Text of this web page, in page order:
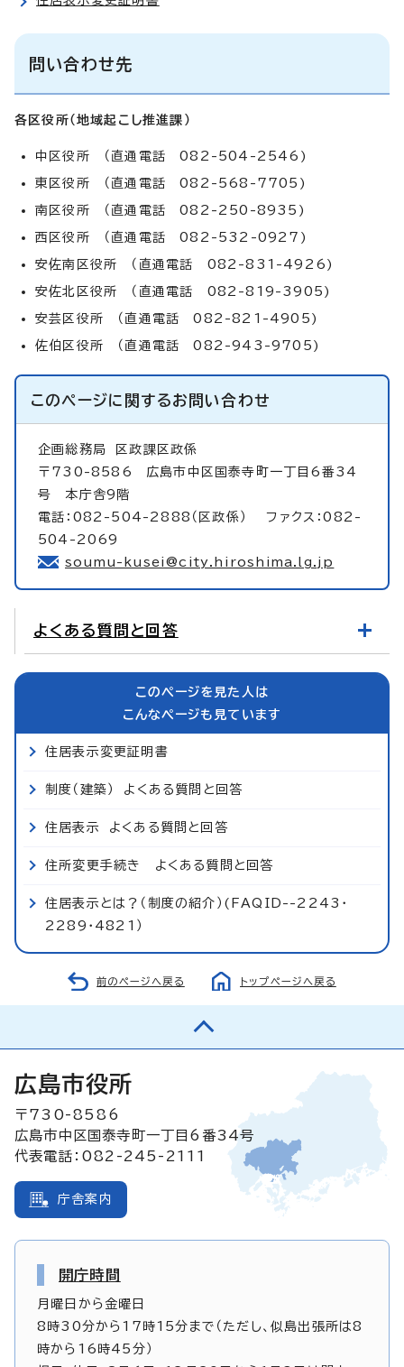
問い合わせ先
各区役所（地域起こし推進課）
中区役所 （直通電話 082-504-2546)
東区役所 （直通電話 082-568-7705)
南区役所 （直通電話 082-250-8935)
西区役所 （直通電話 082-532-0927)
安佐南区役所 （直通電話 082-831-4926)
安佐北区役所 （直通電話 082-819-3905)
安芸区役所 （直通電話 082-821-4905)
佐伯区役所 （直通電話 082-943-9705)
このページに関するお問い合わせ
企画総務局
区政課区政係
〒730-8586 広島市中区国泰寺町一丁目6番34
号 本庁舎9階
電話：082-504-2888（区政係） ファクス：082-
504-2069
soumu-kusei@city.hiroshima.lg.jp
よくある質問と回答
このページを見た人は
こんなページも見ています
住居表示変更証明書
制度（建築） よくある質問と回答
住居表示 よくある質問と回答
住所変更手続き よくある質問と回答
住居表示とは？（制度の紹介）(FAQID--2243・
2289・4821）
前のページへ戻る トップページへ戻る
広島市役所
〒730-8586
広島市中区国泰寺町一丁目6番34号
代表電話：082-245-2111
庁舎案内
開庁時間
月曜日から金曜日
8時30分から17時15分まで（ただし、似島出張所は8
時から16時45分）